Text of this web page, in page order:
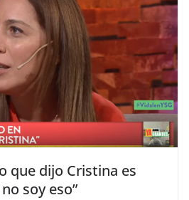
que dijo Cristina es
soy eso”